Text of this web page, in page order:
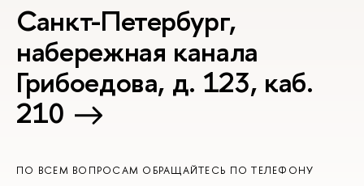
Санкт-Петербург,
набережная канала
Грибоедова, д. 123, каб.
210
ПО ВСЕМ ВОПРОСАМ ОБРАЩАЙТЕСЬ ПО ТЕЛЕФОНУ